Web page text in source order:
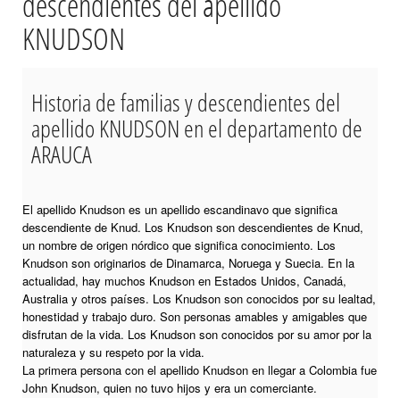
KNUDSON
Historia de familias y descendientes del
apellido KNUDSON en el departamento de
ARAUCA
El apellido Knudson es un apellido escandinavo que significa
descendiente de Knud. Los Knudson son descendientes de Knud,
un nombre de origen nórdico que significa conocimiento. Los
Knudson son originarios de Dinamarca, Noruega y Suecia. En la
actualidad, hay muchos Knudson en Estados Unidos, Canadá,
Australia y otros países. Los Knudson son conocidos por su lealtad,
honestidad y trabajo duro. Son personas amables y amigables que
disfrutan de la vida. Los Knudson son conocidos por su amor por la
naturaleza y su respeto por la vida.
La primera persona con el apellido Knudson en llegar a Colombia fue
John Knudson, quien no tuvo hijos y era un comerciante.